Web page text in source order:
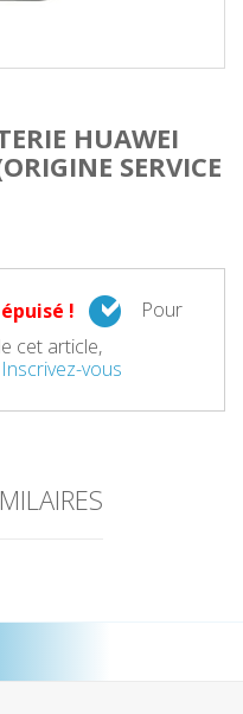
HUAWEI
SERVICE
!
Pour
cet article,
Inscrivez-vous